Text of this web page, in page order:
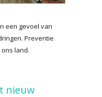
een gevoel van
Preventie
land.
nieuw